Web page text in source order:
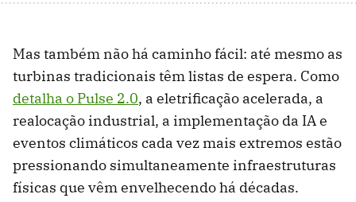
Mas também não há caminho fácil: até mesmo as
turbinas tradicionais têm listas de espera. Como
detalha o Pulse 2.0, a eletrificação acelerada, a
realocação industrial, a implementação da IA ​​e
eventos climáticos cada vez mais extremos estão
pressionando simultaneamente infraestruturas
físicas que vêm envelhecendo há décadas.